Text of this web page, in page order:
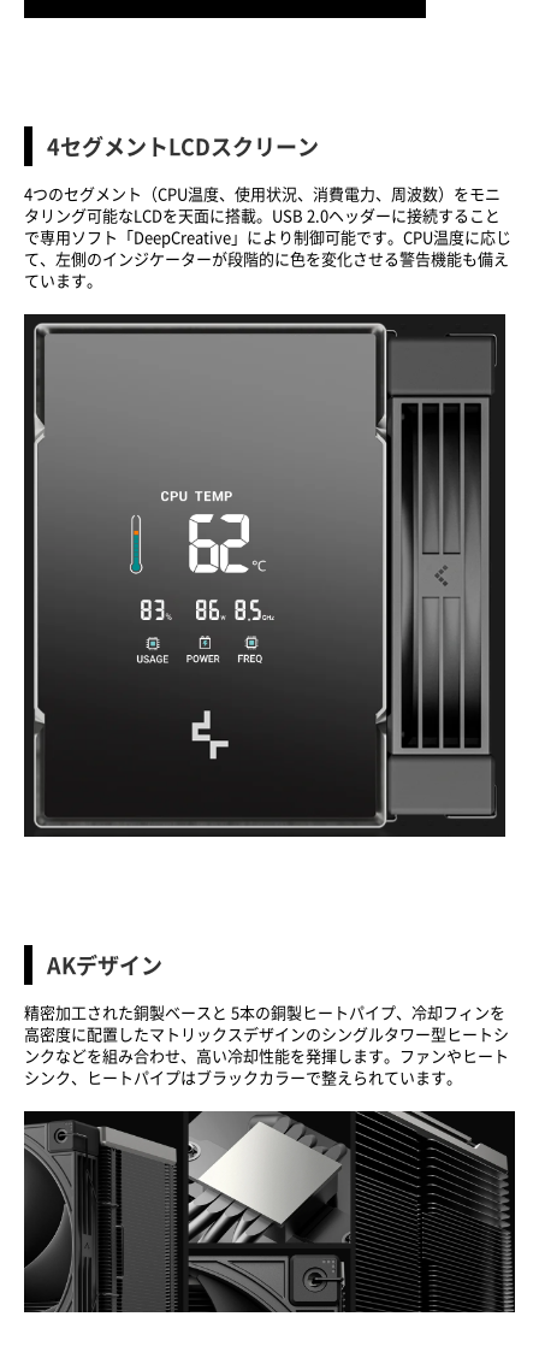
4セグメントLCDスクリーン
4つのセグメント（CPU温度、使用状況、消費電力、周波数）をモニ
タリング可能なLCDを天面に搭載。USB 2.0ヘッダーに接続すること
で専用ソフト「DeepCreative」により制御可能です。CPU温度に応じ
て、左側のインジケーターが段階的に色を変化させる警告機能も備え
ています。
AKデザイン
精密加工された銅製ベースと 5本の銅製ヒートパイプ、冷却フィンを
高密度に配置したマトリックスデザインのシングルタワー型ヒートシ
ンクなどを組み合わせ、高い冷却性能を発揮します。ファンやヒート
シンク、ヒートパイプはブラックカラーで整えられています。